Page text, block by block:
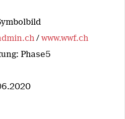
/ www.wwf.ch
Phase5